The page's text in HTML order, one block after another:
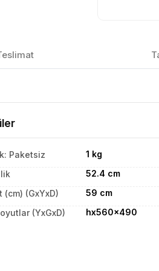
Paketsiz
1 kg
52.4 cm
(cm) (GxYxD)
59 cm
(YxGxD)
hx560x490